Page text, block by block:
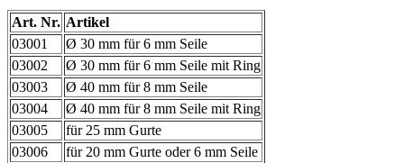
Art. Nr. Artikel
03001
Ø 30 mm für 6 mm Seile
03002
Ø 30 mm für 6 mm Seile mit Ring
03003
Ø 40 mm für 8 mm Seile
03004
Ø 40 mm für 8 mm Seile mit Ring
03005
für 25 mm Gurte
03006
für 20 mm Gurte oder 6 mm Seile